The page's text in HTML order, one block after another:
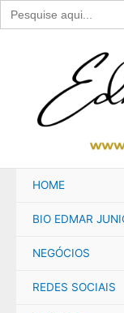
Search
for:
HOME
BIO EDMAR
NEGÓCIOS
REDES SOCIAIS